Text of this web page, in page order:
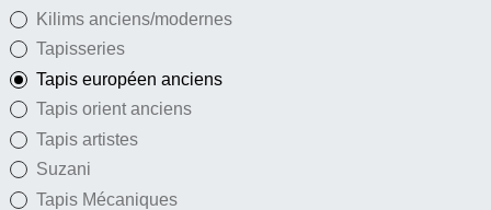
c
h
e
r
Kilims anciens/modernes
Tapisseries
Tapis européen anciens
Tapis orient anciens
Tapis artistes
Suzani
Tapis Mécaniques